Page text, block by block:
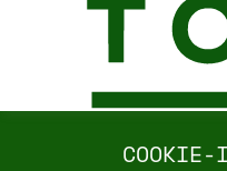
COOKIE-